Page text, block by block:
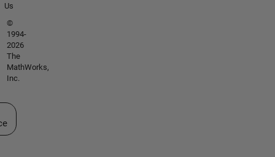
Us
©
1994-
2026
The
MathWorks,
Inc.
un site web